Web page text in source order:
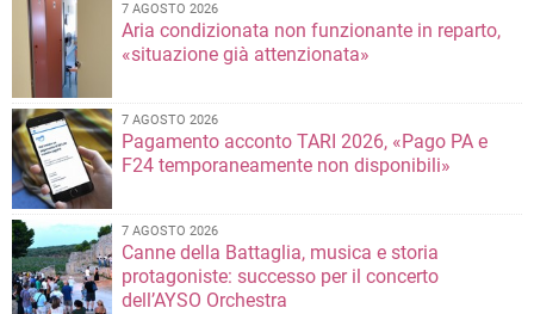
7 AGOSTO 2026
Aria condizionata non funzionante in reparto,
«situazione già attenzionata»
7 AGOSTO 2026
Pagamento acconto TARI 2026, «Pago PA e
F24 temporaneamente non disponibili»
7 AGOSTO 2026
Canne della Battaglia, musica e storia
protagoniste: successo per il concerto
dell’AYSO Orchestra